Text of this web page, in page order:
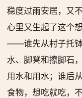
稳度过雨安居，又
心里又生起了这个
——谁先从村子托钵
水、脚凳和擦脚石
用水和用水；谁后
食物，想吃就吃，